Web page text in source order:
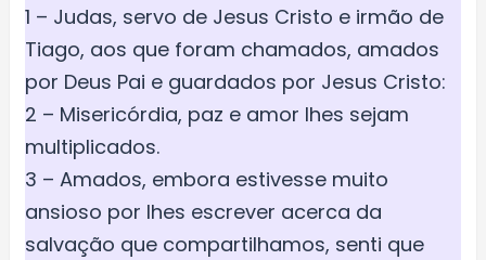
1 – Judas, servo de Jesus Cristo e irmão de
Tiago, aos que foram chamados, amados
por Deus Pai e guardados por Jesus Cristo:
2 – Misericórdia, paz e amor lhes sejam
multiplicados.
3 – Amados, embora estivesse muito
ansioso por lhes escrever acerca da
salvação que compartilhamos, senti que